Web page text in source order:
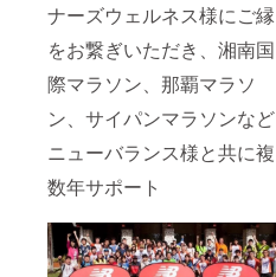
ナーズウェルネス様にご縁
をお繋ぎいただき、湘南国
際マラソン、那覇マラソ
ン、サイパンマラソンなど
ニューバランス様と共に複
数年サポート